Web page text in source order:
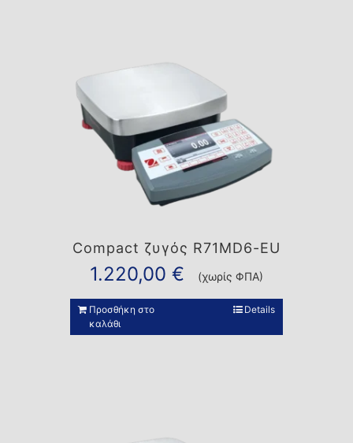
Compact ζυγός R71MD6-EU
1.220,00 € (χωρίς ΦΠΑ)
Προσθήκη στο
καλάθι
Details